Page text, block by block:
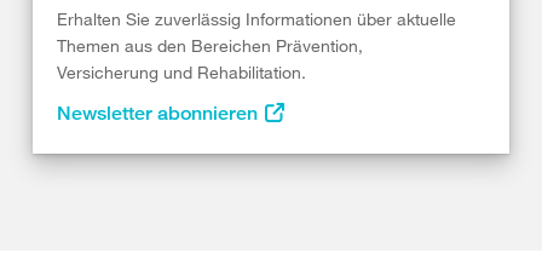
Erhalten Sie zuverlässig Informationen über aktuelle
Themen aus den Bereichen Prävention,
Versicherung und Rehabilitation.
Newsletter abonnieren